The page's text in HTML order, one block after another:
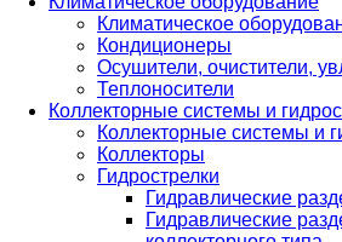
Климатическое
Кондиционеры
Осушители, очистители,
Теплоносители
Коллекторные системы и
Коллекторные системы и
Коллекторы
Гидрострелки
Гидравлические
Гидравлические